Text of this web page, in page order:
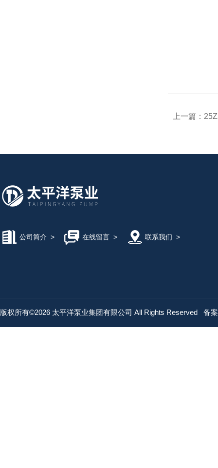
上一篇：
公司简介 > 在线留言> 联系我们 >
版权所有©2026 太平洋泵业集团有限公司 All Rights Reserved 备